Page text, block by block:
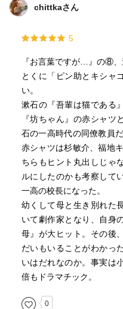
chittkaさん
5
『お言葉ですが…』の⑧、
とくに「ピン助とキシャ
い。
漱石の『吾輩は猫である
『坊ちゃん』の赤シャツ
石の一高時代の同僚教員
赤シャツは杉敏介、福地
ちらもヒント丸出しじゃ
ルにしたのかも考察して
一高の校長になった。
幼くして母と生き別れた
いて劇作家となり、自身
母』が大ヒット。その後
だいもいることがわかっ
いはだれなのか。事実は
倍もドラマチック。
0